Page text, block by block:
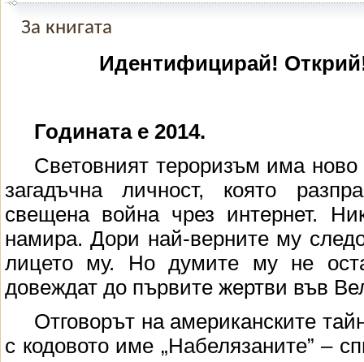
За книгата
Идентифицирай!
Годината е 2014.
Световният тероризъм има
загадъчна личност, която
свещена война чрез интернет.
намира. Дори най-верните му
лицето му. Но думите му не
довеждат до първите жертви във
Отговорът на американските
с кодовото име „Набелязаните” –